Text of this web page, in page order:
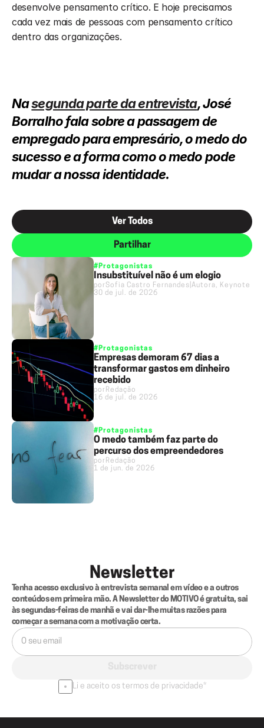
desenvolve pensamento crítico. E hoje precisamos
cada vez mais de pessoas com pensamento crítico
dentro das organizações.
Na segunda parte da entrevista, José
Borralho fala sobre a passagem de
empregado para empresário, o medo do
sucesso e a forma como o medo pode
mudar a nossa identidade.
Ver Todos
Partilhar
#Protagonistas
Insubstituível não é um elogio
porSofia Castro Fernandes Autora, Keynote
30 de jul. de 2026
#Protagonistas
Empresas demoram 67 dias a
transformar gastos em dinheiro
recebido
por Redação
16 de jul. de 2026
#Protagonistas
O medo também faz parte do
percurso dos empreendedores
por Redação
1 de jun. de 2026
Newsletter
Tenha acesso exclusivo à entrevista semanal em vídeo e a outros
conteúdos em primeira mão. A Newsletter do MOTIVO é gratuita, sai
às segundas-feiras de manhã e vai dar-lhe muitas razões para
começar a semana com a motivação certa.
Li e aceito os termos de privacidade*